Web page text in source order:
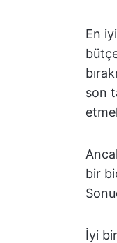
En
son
bir
İyi